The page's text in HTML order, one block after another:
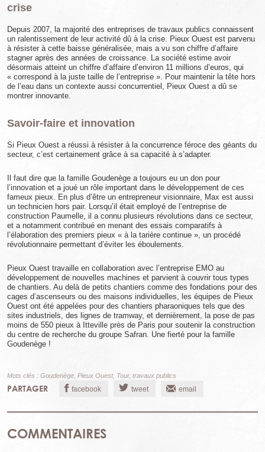
crise
Depuis 2007, la majorité des entreprises de travaux publics connaissent
un ralentissement de leur activité dû à la crise. Pieux Ouest est parvenu
à résister à cette baisse généralisée, mais a vu son chiffre d’affaire
stagner après des années de croissance. La société estime avoir
désormais atteint un chiffre d’affaire d’environ 11 millions d’euros, qui
« correspond à la juste taille de l’entreprise ». Pour maintenir la tête hors
de l’eau dans un contexte aussi concurrentiel, Pieux Ouest a dû se
montrer innovante.
Savoir-faire et innovation
Si Pieux Ouest a réussi à résister à la concurrence féroce des géants du
secteur, c’est certainement grâce à sa capacité à s’adapter.
Il faut dire que la famille Goudenège a toujours eu un don pour
l’innovation et a joué un rôle important dans le développement de ces
fameux pieux. En plus d’être un entrepreneur visionnaire, Max est aussi
un technicien hors pair. Lorsqu’il était employé de l’entreprise de
construction Paumelle, il a connu plusieurs révolutions dans ce secteur,
et a notamment contribué en menant des essais comparatifs à
l’élaboration des premiers pieux « à la tarière continue », un procédé
révolutionnaire permettant d’éviter les éboulements.
Pieux Ouest travaille en collaboration avec l’entreprise EMO au
développement de nouvelles machines et parvient à couvrir tous types
de chantiers. Au delà de petits chantiers comme des fondations pour des
cages d’ascenseurs ou des maisons individuelles, les équipes de Pieux
Ouest ont été appelées pour des chantiers pharaoniques tels que des
sites industriels, des lignes de tramway, et dernièrement, la pose de pas
moins de 550 pieux à Itteville près de Paris pour soutenir la construction
du centre de recherche du groupe Safran. Une fierté pour la famille
Goudenège !
Mots clés : Goudenège Pieux Ouest, Tour, travaux publics
PARTAGER facebook tweet email
COMMENTAIRES